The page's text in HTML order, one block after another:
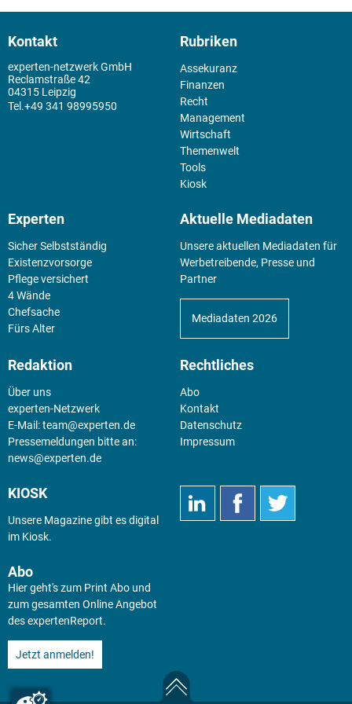
Kontakt
experten-netzwerk GmbH
Reclamstraße 42
04315 Leipzig
+49 341 98995950
Rubriken
Assekuranz
Finanzen
Recht
Management
Wirtschaft
Themenwelt
Tools
Kiosk
Experten
Sicher Selbstständig
Existenz­vorsorge
Pflege versichert
4 Wände
Chefsache
Fürs Alter
Aktuelle Mediadaten
Unsere aktuellen Mediadaten für
Werbetreibende, Presse und
Partner
Mediadaten 2026
Redaktion
Über uns
experten-Netzwerk
E-Mail:team@experten.de
Pressemeldungen bitte an:
news@experten.de
Rechtliches
Abo
Kontakt
Datenschutz
Impressum
KIOSK
Unsere Magazine gibt es digital
im Kiosk.
Abo
Hier geht's zum Print Abo und
zum gesamten Online Angebot
des expertenReport.
Jetzt anmelden!